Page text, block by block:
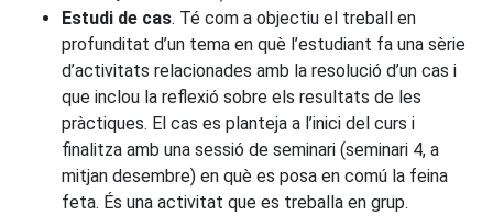
Estudi de cas. Té com a objectiu el treball en
profunditat d’un tema en què l’estudiant fa una sèrie
d’activitats relacionades amb la resolució d’un cas i
que inclou la reflexió sobre els resultats de les
pràctiques. El cas es planteja a l’inici del curs i
finalitza amb una sessió de seminari (seminari 4, a
mitjan desembre) en què es posa en comú la feina
feta. És una activitat que es treballa en grup.